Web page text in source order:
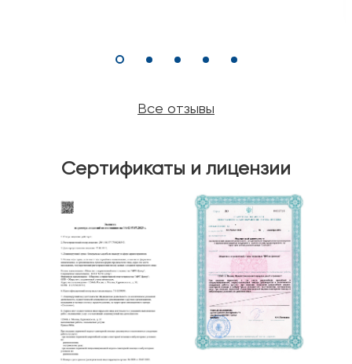
Все отзывы
Сертификаты и лицензии